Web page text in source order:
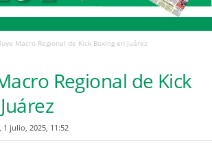
Macro Regional de Kick Boxing en Juárez
Regional de Kick
1 julio, 2025, 11:52